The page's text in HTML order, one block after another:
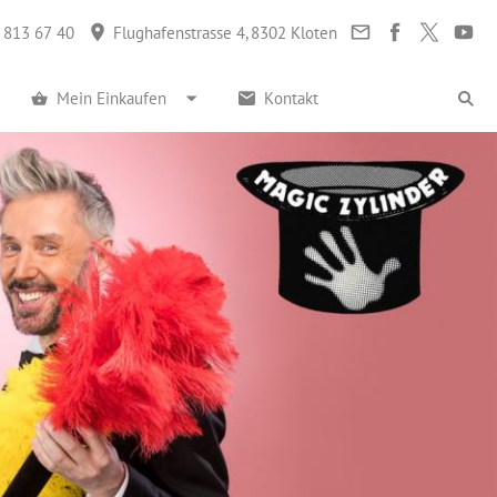
67 40 Flughafenstrasse 4, 8302 Kloten
Mein Einkaufen Kontakt